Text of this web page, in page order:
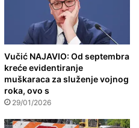
Vučić NAJAVIO: Od septembra
kreće evidentiranje
muškaraca za služenje vojnog
roka, ovo s
29/01/2026